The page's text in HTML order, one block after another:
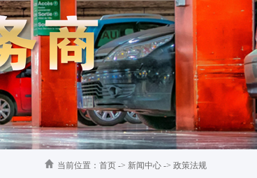
当前位置： 首页 -> 新闻中心 -> 政策法规